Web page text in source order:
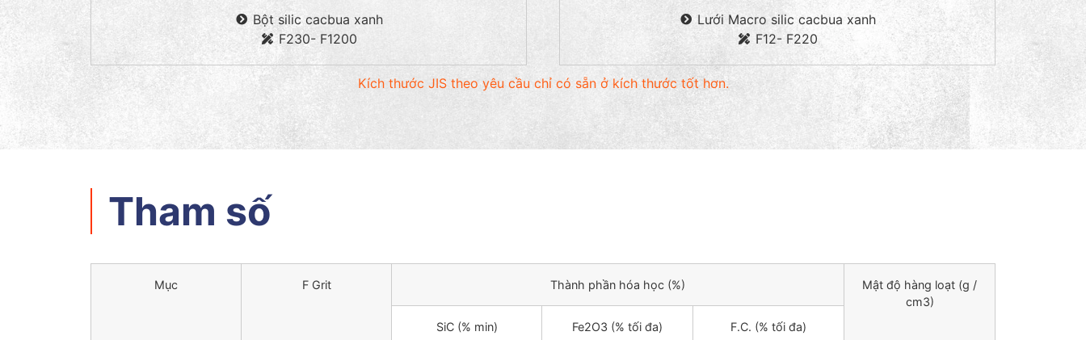
Bột silic cacbua xanh
F230- F1200
Lưới Macro silic cacbua xanh
F12- F220
Kích thước JIS theo yêu cầu chỉ có sẵn ở kích thước tốt hơn.
Tham số
Mục F Grit Thành phần hóa học (%)
Mật độ hàng loạt (g /
cm3)
SiC (% min)
Fe2O3 (% tối đa) F.C. (% tối đa)